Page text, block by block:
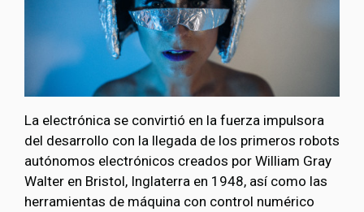
La electrónica se convirtió en la fuerza impulsora
del desarrollo con la llegada de los primeros robots
autónomos electrónicos creados por William Gray
Walter en Bristol, Inglaterra en 1948, así como las
herramientas de máquina con control numérico